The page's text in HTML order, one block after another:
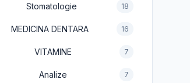
Stomatologie 18
MEDICINA DENTARA 16
VITAMINE 7
Analize 7